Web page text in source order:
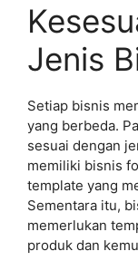
Jenis
Setiap bisnis
yang berbeda.
sesuai dengan
memiliki bisnis
template yang
Sementara itu,
memerlukan
produk dan